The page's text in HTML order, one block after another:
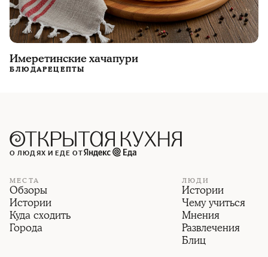
Имеретинские хачапури
БЛЮДАРЕЦЕПТЫ
О ЛЮДЯХ И ЕДЕ ОТ
МЕСТА
Обзоры
Истории
Куда сходить
Города
ЛЮДИ
Истории
Чему учиться
Мнения
Развлечения
Блиц